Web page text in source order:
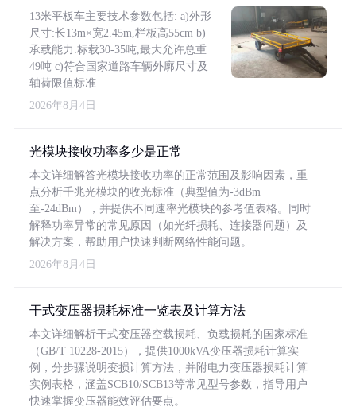
13米平板车主要技术参数包括: a)外形
尺寸:长13m×宽2.45m,栏板高55cm b)
承载能力:标载30-35吨,最大允许总重
49吨 c)符合国家道路车辆外廓尺寸及
轴荷限值标准
2026年8月4日
光模块接收功率多少是正常
本文详细解答光模块接收功率的正常范围及影响因素，重
点分析千兆光模块的收光标准（典型值为-3dBm
至-24dBm），并提供不同速率光模块的参考值表格。同时
解释功率异常的常见原因（如光纤损耗、连接器问题）及
解决方案，帮助用户快速判断网络性能问题。
2026年8月4日
干式变压器损耗标准一览表及计算方法
本文详细解析干式变压器空载损耗、负载损耗的国家标准
（GB/T 10228-2015），提供1000kVA变压器损耗计算实
例，分步骤说明变损计算方法，并附电力变压器损耗计算
实例表格，涵盖SCB10/SCB13等常见型号参数，指导用户
快速掌握变压器能效评估要点。